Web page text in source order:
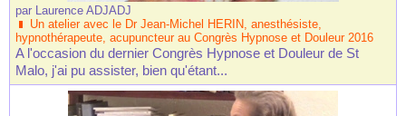
par Laurence ADJADJ
Un atelier avec le Dr Jean-Michel HERIN, anesthésiste,
hypnothérapeute, acupuncteur au Congrès Hypnose et Douleur 2016
A l'occasion du dernier Congrès Hypnose et Douleur de St
Malo, j'ai pu assister, bien qu'étant...